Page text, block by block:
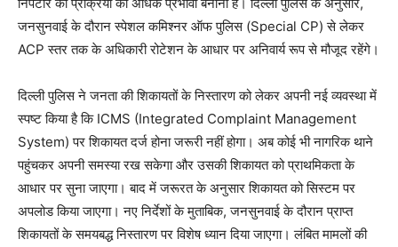
जनसुनवाई के दौरान स्पेशल कमिश्नर ऑफ पुलिस (Special CP) से लेकर
ACP स्तर तक के अधिकारी रोटेशन के आधार पर अनिवार्य रूप से मौजूद रहेंगे।
दिल्ली पुलिस ने जनता की शिकायतों के निस्तारण को लेकर अपनी नई व्यवस्था में
स्पष्ट किया है कि ICMS (Integrated Complaint Management
System) पर शिकायत दर्ज होना जरूरी नहीं होगा। अब कोई भी नागरिक थाने
पहुंचकर अपनी समस्या रख सकेगा और उसकी शिकायत को प्राथमिकता के
आधार पर सुना जाएगा। बाद में जरूरत के अनुसार शिकायत को सिस्टम पर
अपलोड किया जाएगा। नए निर्देशों के मुताबिक, जनसुनवाई के दौरान प्राप्त
शिकायतों के समयबद्ध निस्तारण पर विशेष ध्यान दिया जाएगा। लंबित मामलों की